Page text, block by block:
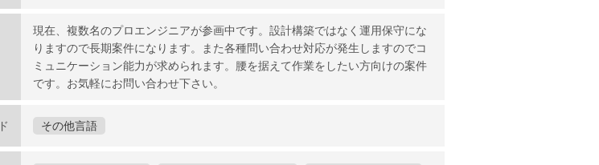
現在、複数名のプロエンジニアが参画中です。設計構築ではなく運用保守にな
りますので長期案件になります。また各種問い合わせ対応が発生しますのでコ
ミュニケーション能力が求められます。腰を据えて作業をしたい方向けの案件
です。お気軽にお問い合わせ下さい。
その他言語